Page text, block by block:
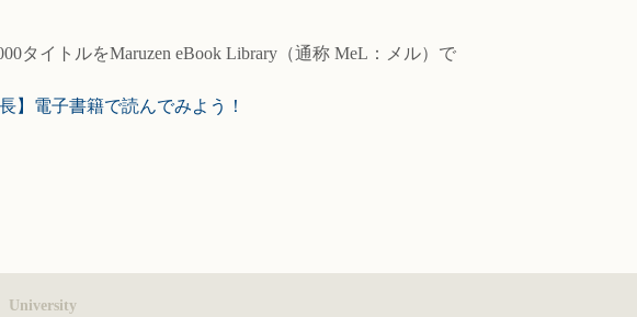
タイトルをMaruzen eBook Library（通称 MeL：メル）で
】電子書籍で読んでみよう！
University